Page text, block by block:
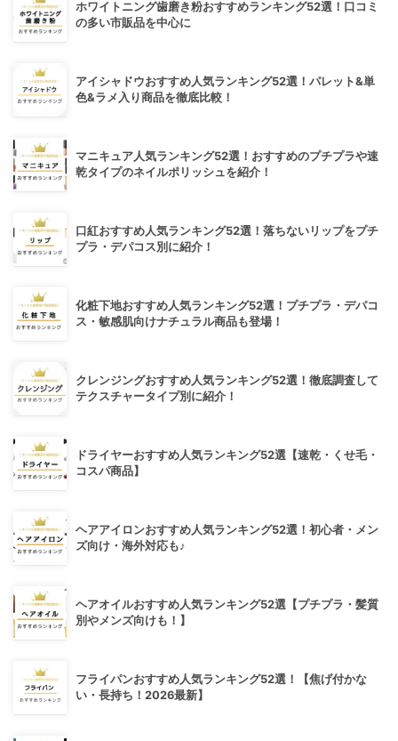
ホワイトニング歯磨き粉おすすめランキング52選！口コミ
の多い市販品を中心に
アイシャドウおすすめ人気ランキング52選！パレット&単
色&ラメ入り商品を徹底比較！
マニキュア人気ランキング52選！おすすめのプチプラや速
乾タイプのネイルポリッシュを紹介！
口紅おすすめ人気ランキング52選！落ちないリップをプチ
プラ・デパコス別に紹介！
化粧下地おすすめ人気ランキング52選！プチプラ・デパコ
ス・敏感肌向けナチュラル商品も登場！
クレンジングおすすめ人気ランキング52選！徹底調査して
テクスチャータイプ別に紹介！
ドライヤーおすすめ人気ランキング52選【速乾・くせ毛・
コスパ商品】
ヘアアイロンおすすめ人気ランキング52選！初心者・メン
ズ向け・海外対応も♪
ヘアオイルおすすめ人気ランキング52選【プチプラ・髪質
別やメンズ向けも！】
フライパンおすすめ人気ランキング52選！【焦げ付かな
い・長持ち！2026最新】